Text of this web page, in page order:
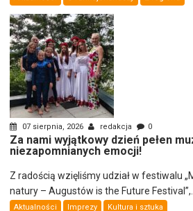
07 sierpnia, 2026 redakcja 0
Za nami wyjątkowy dzień pełen
niezapomnianych emocji!
Z radością wzięliśmy udział w festiwalu
natury – Augustów is the Future
Aktualności Imprezy Kultura i sztuka